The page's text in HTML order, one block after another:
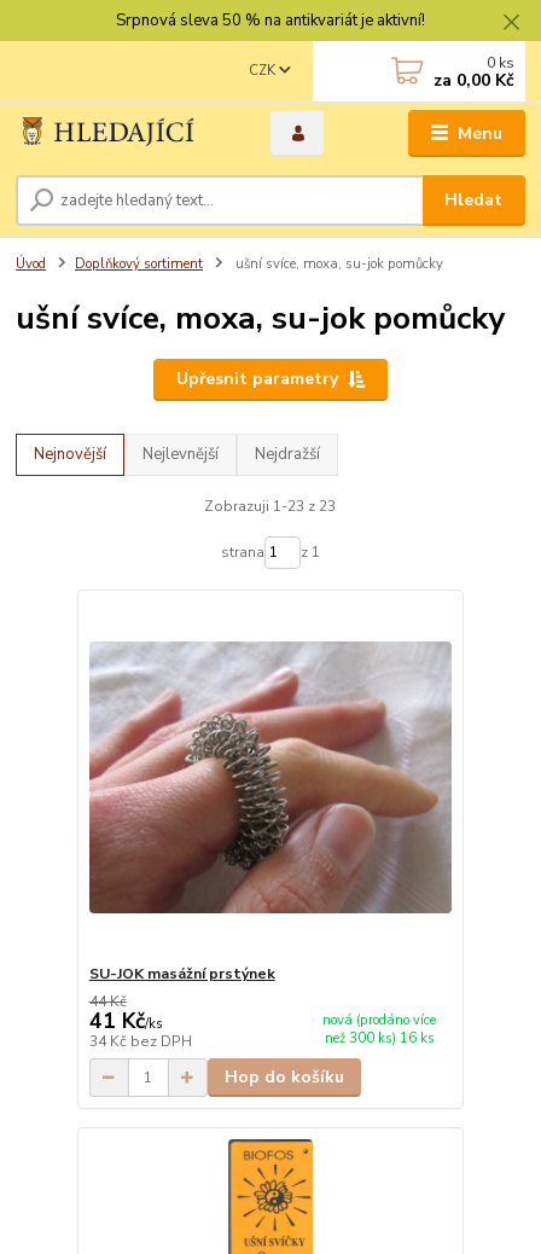
Srpnová sleva 50 % na antikvariát je aktivní!
Menu
CZK
Hledat
0 ks
za 0,00 Kč
Úvod Doplňkový sortiment ušní svíce, moxa, su-jok pomůcky
ušní svíce, moxa, su-jok pomůcky
Upřesnit parametry
Nejnovější Nejlevnější Nejdražší
Zobrazuji 1-23 z 23
strana z 1
SU-JOK masážní prstýnek
44 Kč
41 Kč/ks
34 Kč bez DPH
nová (prodáno více
než 300 ks) 16 ks
Hop do košíku